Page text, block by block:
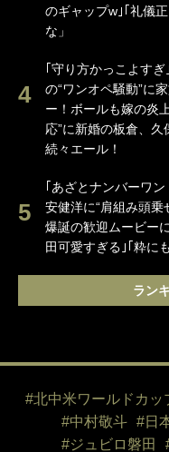
のギャップw｣｢礼儀
な」
｢守り方かっこよす
の“ワンオペ騒動”に
ー！ボールも嫁の炎
応”に新婚の板倉、久
続々エール！
｢あざとナンバーワ
安健洋に“肩組み頭乗
爆誕の歓迎ムービー
田可愛すぎる｣｢粋に
ラン
#北中米ワールドカッ
#中村敬斗
#日
#ジュビロ磐田